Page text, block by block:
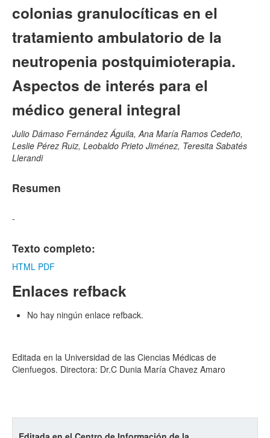
colonias granulocíticas en el
tratamiento ambulatorio de la
neutropenia postquimioterapia.
Aspectos de interés para el
médico general integral
Julio Dámaso Fernández Águila, Ana María Ramos Cedeño,
Leslie Pérez Ruiz, Leobaldo Prieto Jiménez, Teresita Sabatés
Llerandi
Resumen
-
Texto completo:
HTML PDF
Enlaces refback
No hay ningún enlace refback.
Editada en la Universidad de las Ciencias Médicas de
Cienfuegos. Directora: Dr.C Dunia María Chavez Amaro